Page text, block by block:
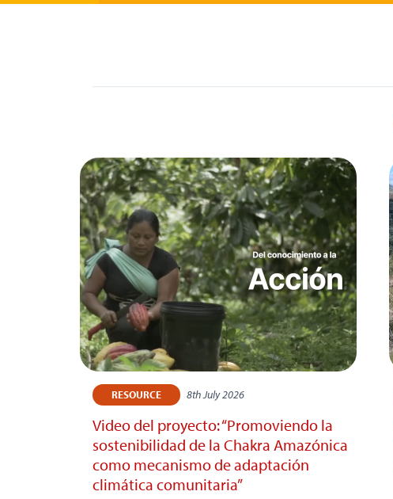
RESOURCE 8th July 2026
Video del proyecto: “Promoviendo la
sostenibilidad de la Chakra Amazónica
como mecanismo de adaptación
climática comunitaria”